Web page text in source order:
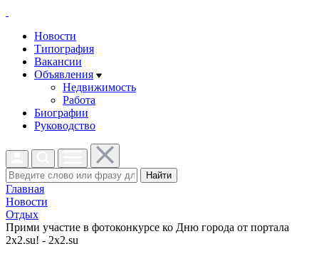
Новости
Типография
Вакансии
Объявления
Недвижимость
Работа
Биографии
Руководство
Найти
Главная
Новости
Отдых
Прими участие в фотоконкурсе ко Дню города от портала
2x2.su! - 2x2.su